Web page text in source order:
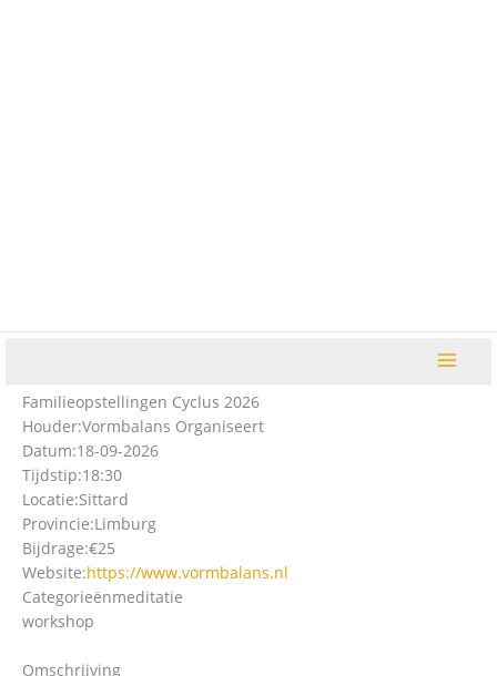
Familieopstellingen Cyclus 2026
Houder:Vormbalans Organiseert
Datum:18-09-2026
Tijdstip:18:30
Locatie:Sittard
Provincie:Limburg
Bijdrage:€25
Website:https://www.vormbalans.nl
Categorieënmeditatie
workshop
Omschrijving